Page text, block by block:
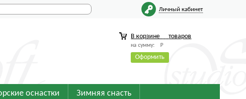
Личный кабинет
В корзине товаров
на сумму: Р
Оформить
оснастки Зимняя снасть